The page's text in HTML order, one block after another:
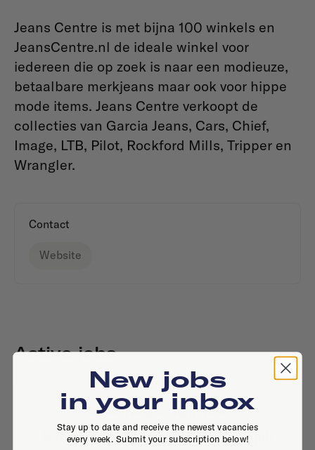
Jeans Centre is met bijna 100 winkels en
JeansCentre.nl de ideale winkel voor
iedereen die op zoek is naar een modieuze,
betaalbare merkjeans maar ook voor hippe
mode items. Jeans Centre verkoopt de
collecties van Garcia Jeans, Cars, Chief,
Image, LTB, Pilot, Rockford Mills, Tripper en
Wrangler.
Contact
Website
Active jobs
No active jobs right now
Is this your company profile?Place a job
New jobs
in your inbox
Stay up to date and receive the newest vacancies
every week. Submit your subscription below!